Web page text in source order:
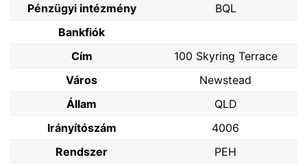
Pénzügyi intézmény
BQL
Bankfiók
Cím
100 Skyring Terrace
Város
Newstead
Állam
QLD
Irányítószám
4006
Rendszer
PEH